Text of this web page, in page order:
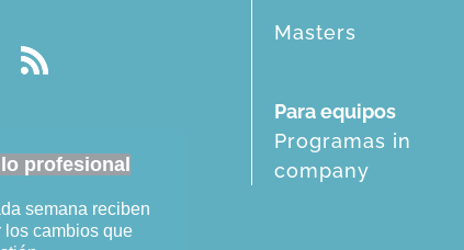
profesional
semana reciben
los cambios que
Masters
Para equipos
Programas in
company